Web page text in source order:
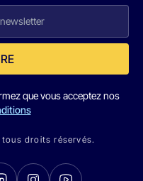
que vous acceptez nos
droits réservés.